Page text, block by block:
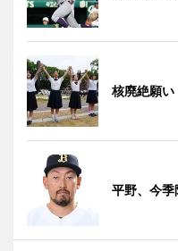
核廃絶願
平野、今